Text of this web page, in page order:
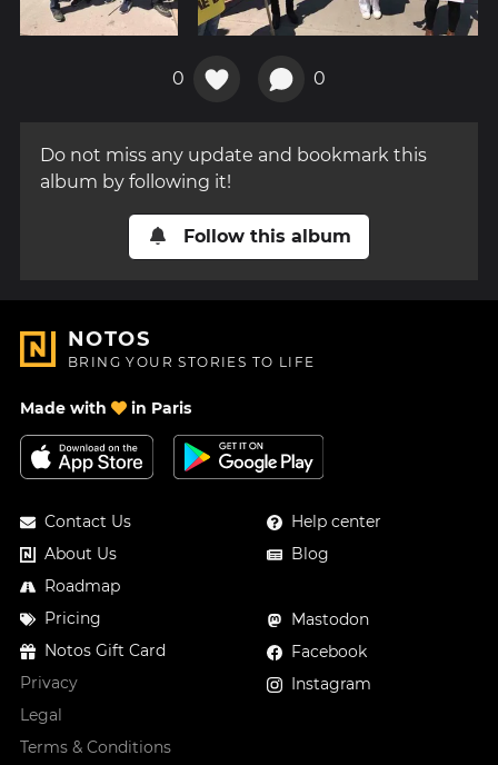
0 0
Do not miss any update and bookmark this
album by following it!
Follow this album
NOTOS
BRING YOUR STORIES TO LIFE
Made with in Paris
Contact Us
About Us
Roadmap
Pricing
Notos Gift Card
Privacy
Legal
Terms & Conditions
Help center
Blog
Mastodon
Facebook
Instagram